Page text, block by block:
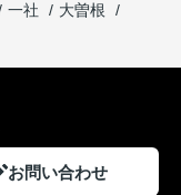
一社
大曽根
お問い合わせ